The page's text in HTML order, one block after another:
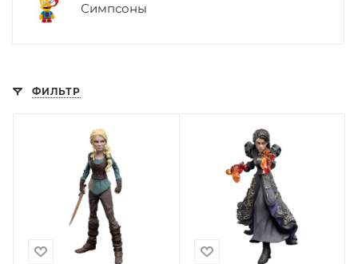
Симпсоны
ФИЛЬТР